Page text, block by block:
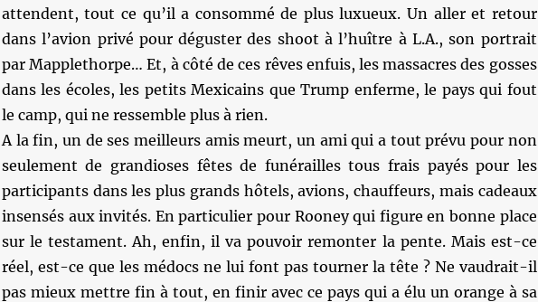
attendent, tout ce qu’il a consommé de plus luxueux. Un aller et retour
dans l’avion privé pour déguster des shoot à l’huître à L.A., son portrait
par Mapplethorpe… Et, à côté de ces rêves enfuis, les massacres des gosses
dans les écoles, les petits Mexicains que Trump enferme, le pays qui fout
le camp, qui ne ressemble plus à rien.
A la fin, un de ses meilleurs amis meurt, un ami qui a tout prévu pour non
seulement de grandioses fêtes de funérailles tous frais payés pour les
participants dans les plus grands hôtels, avions, chauffeurs, mais cadeaux
insensés aux invités. En particulier pour Rooney qui figure en bonne place
sur le testament. Ah, enfin, il va pouvoir remonter la pente. Mais est-ce
réel, est-ce que les médocs ne lui font pas tourner la tête ? Ne vaudrait-il
pas mieux mettre fin à tout, en finir avec ce pays qui a élu un orange à sa